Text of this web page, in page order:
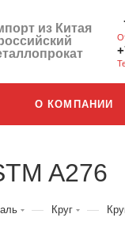
из Китая
О КОМПАНИИ
A276
— Круг —